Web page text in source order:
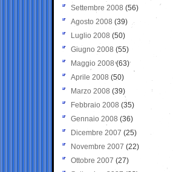
Settembre 2008 (56)
Agosto 2008 (39)
Luglio 2008 (50)
Giugno 2008 (55)
Maggio 2008(63)
Aprile 2008 (50)
Marzo 2008 (39)
Febbraio 2008 (35)
Gennaio 2008 (36)
Dicembre 2007 (25)
Novembre 2007 (22)
Ottobre 2007 (27)